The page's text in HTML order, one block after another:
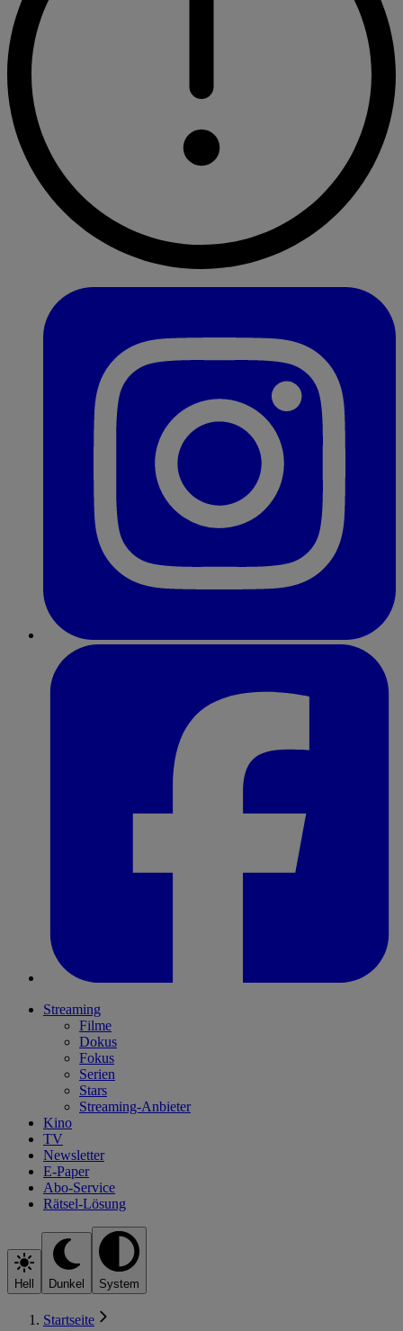
Streaming
Filme
Dokus
Fokus
Serien
Stars
Streaming-Anbieter
Kino
TV
Newsletter
E-Paper
Abo-Service
Rätsel-Lösung
Hell Dunkel System
Startseite